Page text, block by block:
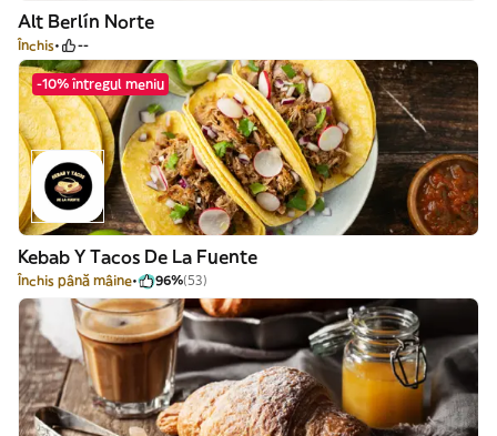
Alt Berlín Norte
Închis --
-10% întregul meniu
Kebab Y Tacos De La Fuente
Închis până mâine 96%(53)